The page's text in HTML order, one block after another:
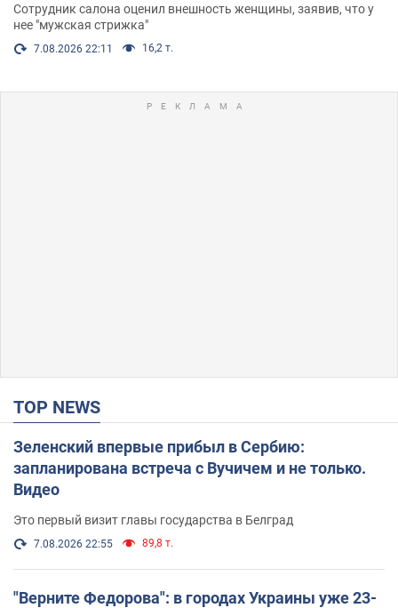
Сотрудник салона оценил внешность женщины, заявив, что у
нее "мужская стрижка"
7.08.2026 22:11 16,2 т.
TOP NEWS
Зеленский впервые прибыл в Сербию:
запланирована встреча с Вучичем и не только.
Видео
Это первый визит главы государства в Белград
7.08.2026 22:55 89,8 т.
"Верните Федорова": в городах Украины уже 23-